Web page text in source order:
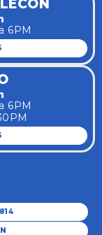
6PM
6PM